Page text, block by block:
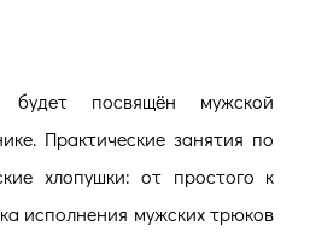
посвящён мужской
Практические занятия по
хлопушки: от простого к
исполнения мужских трюков